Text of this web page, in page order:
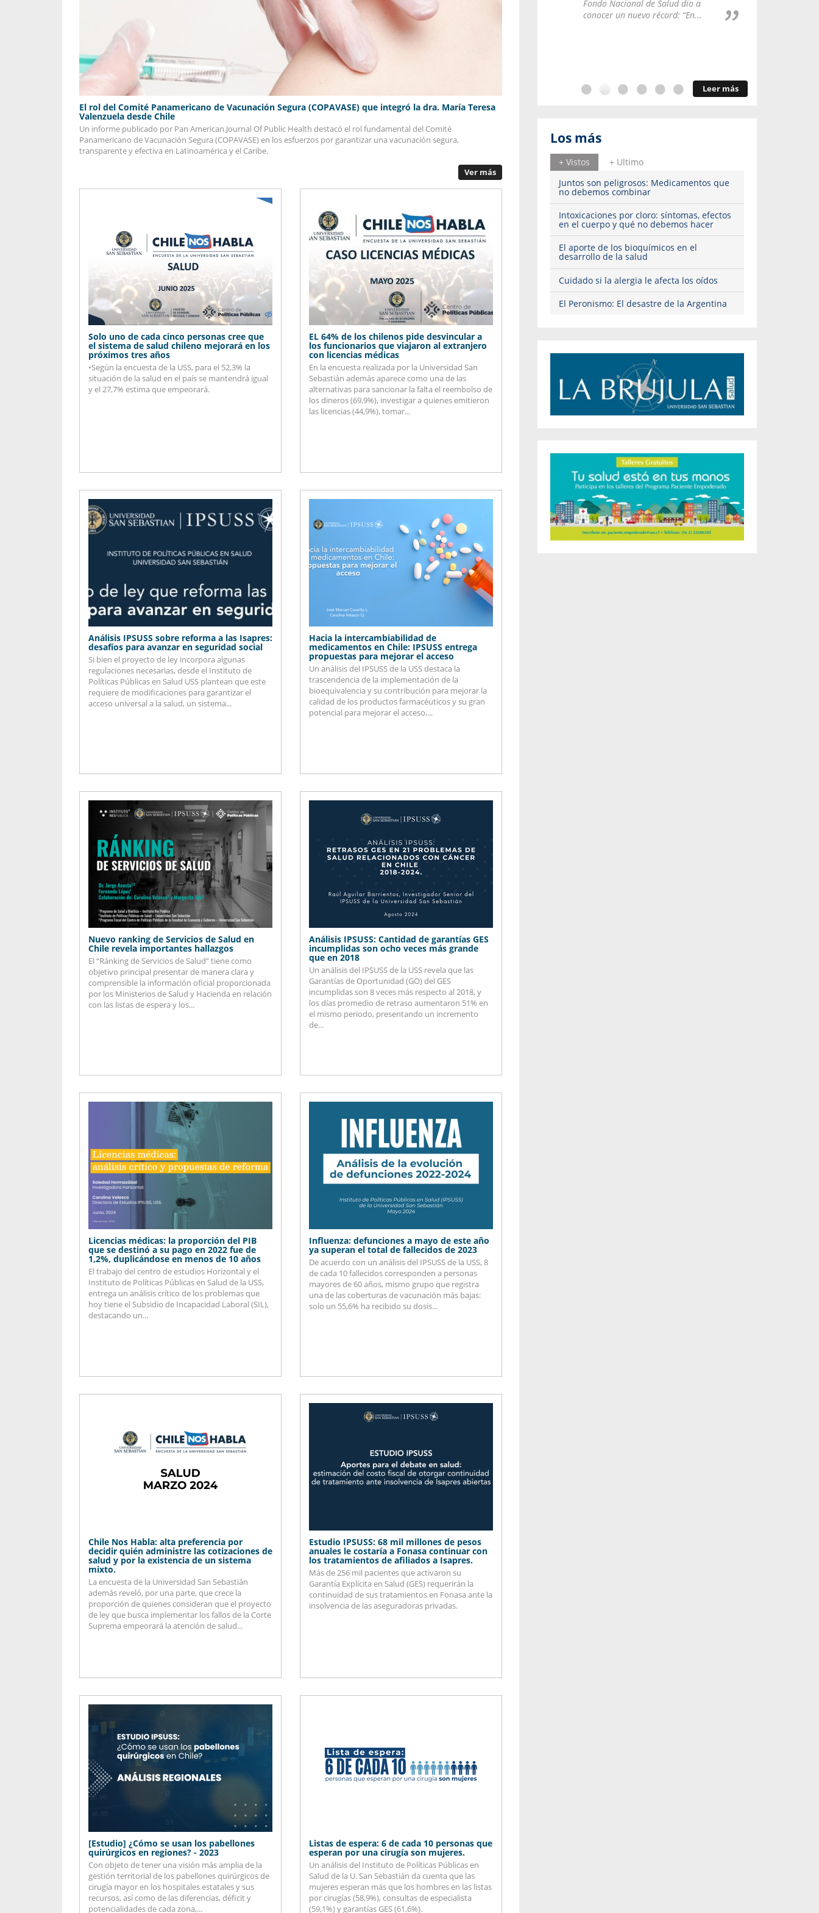
El rol del Comité Panamericano de Vacunación Segura (COPAVASE) que integró la dra. María Teresa
Valenzuela desde Chile
Un informe publicado por Pan American Journal Of Public Health destacó el rol fundamental del Comité
Panamericano de Vacunación Segura (COPAVASE) en los esfuerzos por garantizar una vacunación segura,
transparente y efectiva en Latinoamérica y el Caribe.
Ver más
Solo uno de cada cinco personas cree que
el sistema de salud chileno mejorará en los
próximos tres años
•Según la encuesta de la USS, para el 52,3% la
situación de la salud en el país se mantendrá igual
y el 27,7% estima que empeorará.
EL 64% de los chilenos pide desvincular a
los funcionarios que viajaron al extranjero
con licencias médicas
En la encuesta realizada por la Universidad San
Sebastián además aparece como una de las
alternativas para sancionar la falta el reembolso de
los dineros (69,9%), investigar a quienes emitieron
las licencias (44,9%), tomar...
Análisis IPSUSS sobre reforma a las Isapres:
desafíos para avanzar en seguridad social
Si bien el proyecto de ley incorpora algunas
regulaciones necesarias, desde el Instituto de
Políticas Públicas en Salud USS plantean que este
requiere de modificaciones para garantizar el
acceso universal a la salud, un sistema...
Hacia la intercambiabilidad de
medicamentos en Chile: IPSUSS entrega
propuestas para mejorar el acceso
Un análisis del IPSUSS de la USS destaca la
trascendencia de la implementación de la
bioequivalencia y su contribución para mejorar la
calidad de los productos farmacéuticos y su gran
potencial para mejorar el acceso,...
Nuevo ranking de Servicios de Salud en
Chile revela importantes hallazgos
El “Ránking de Servicios de Salud” tiene como
objetivo principal presentar de manera clara y
comprensible la información oficial proporcionada
por los Ministerios de Salud y Hacienda en relación
con las listas de espera y los...
Análisis IPSUSS: Cantidad de garantías GES
incumplidas son ocho veces más grande
que en 2018
Un análisis del IPSUSS de la USS revela que las
Garantías de Oportunidad (GO) del GES
incumplidas son 8 veces más respecto al 2018, y
los días promedio de retraso aumentaron 51% en
el mismo periodo, presentando un incremento
de...
Licencias médicas: la proporción del PIB
que se destinó a su pago en 2022 fue de
1,2%, duplicándose en menos de 10 años
El trabajo del centro de estudios Horizontal y el
Instituto de Políticas Públicas en Salud de la USS,
entrega un análisis crítico de los problemas que
hoy tiene el Subsidio de Incapacidad Laboral (SIL),
destacando un...
Influenza: defunciones a mayo de este año
ya superan el total de fallecidos de 2023
De acuerdo con un análisis del IPSUSS de la USS, 8
de cada 10 fallecidos corresponden a personas
mayores de 60 años, mismo grupo que registra
una de las coberturas de vacunación más bajas:
solo un 55,6% ha recibido su dosis...
Chile Nos Habla: alta preferencia por
decidir quién administre las cotizaciones de
salud y por la existencia de un sistema
mixto.
La encuesta de la Universidad San Sebastián
además reveló, por una parte, que crece la
proporción de quienes consideran que el proyecto
de ley que busca implementar los fallos de la Corte
Suprema empeorará la atención de salud...
Estudio IPSUSS: 68 mil millones de pesos
anuales le costaría a Fonasa continuar con
los tratamientos de afiliados a Isapres.
Más de 256 mil pacientes que activaron su
Garantía Explícita en Salud (GES) requerirán la
continuidad de sus tratamientos en Fonasa ante la
insolvencia de las aseguradoras privadas.
[Estudio] ¿Cómo se usan los pabellones
quirúrgicos en regiones? - 2023
Con objeto de tener una visión más amplia de la
gestión territorial de los pabellones quirúrgicos de
cirugía mayor en los hospitales estatales y sus
recursos, así como de las diferencias, déficit y
potencialidades de cada zona,...
Listas de espera: 6 de cada 10 personas que
esperan por una cirugía son mujeres.
Un análisis del Instituto de Políticas Públicas en
Salud de la U. San Sebastián da cuenta que las
mujeres esperan más que los hombres en las listas
por cirugías (58,9%), consultas de especialista
(59,1%) y garantías GES (61,6%).
propaga a un gran número de...
enfermedades periodontales. Sin
embargo, estas son las...
Fondo Nacional de Salud dio a
conocer un nuevo récord: “En...
Leer más
Los más
+ Vistos
+ Ultimo
Juntos son peligrosos: Medicamentos que
no debemos combinar
Intoxicaciones por cloro: síntomas, efectos
en el cuerpo y qué no debemos hacer
El aporte de los bioquímicos en el
desarrollo de la salud
Cuidado si la alergia le afecta los oídos
El Peronismo: El desastre de la Argentina